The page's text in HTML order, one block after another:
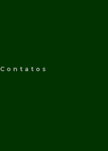
Contatos